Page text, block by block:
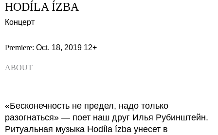
HODÍLA ÍZBA
Концерт
Premiere: Oct. 18, 2019 12+
ABOUT
«Бесконечность не предел, надо только
разогнаться» — поет наш друг Илья Рубинштейн.
Ритуальная музыка Hodíla ízba унесет в